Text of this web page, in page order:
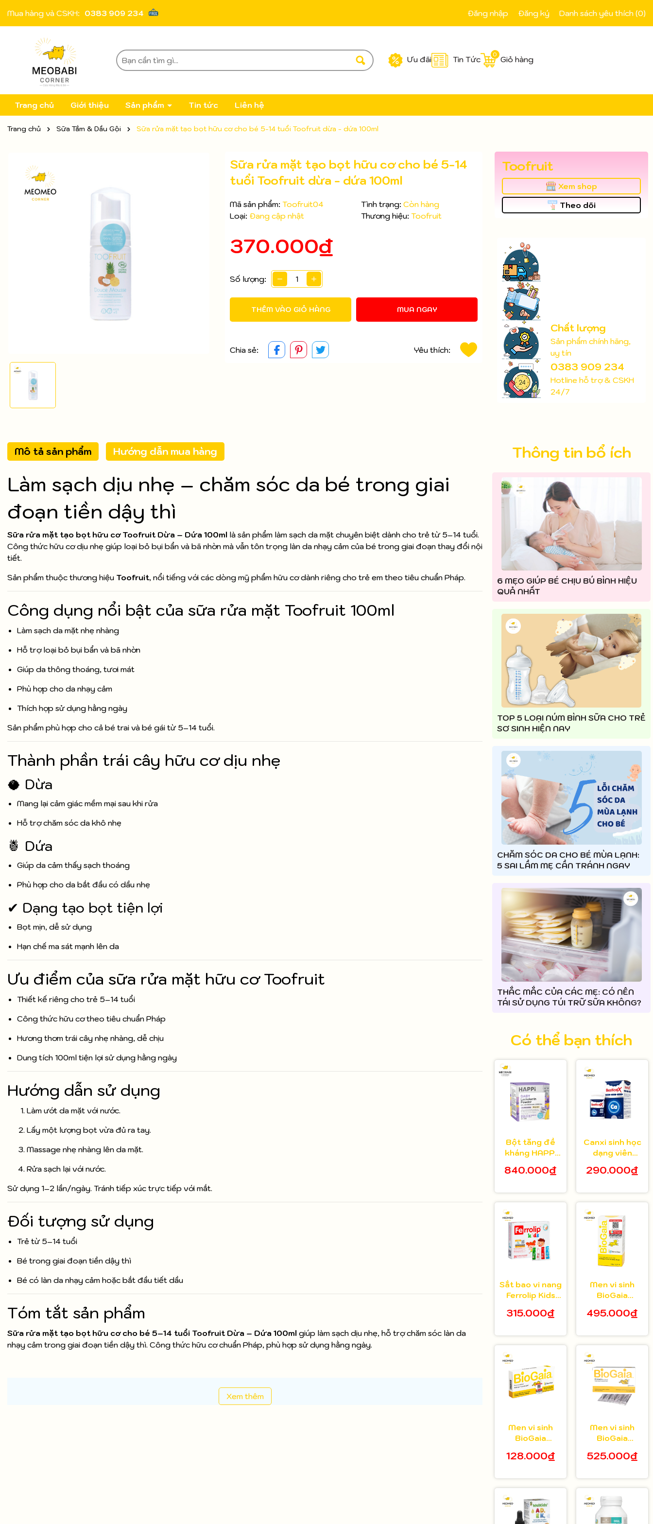
Mua hàng và CSKH: 0383 909 234 Đăng nhập Đăng ký Danh sách yêu thích (0)
Ưu đãi Tin Tức Giỏ hàng
0
Trang chủ Giới thiệu Sản phẩm Tin tức Liên hệ
Trang chủ Sữa Tắm & Dầu Gội Sữa rửa mặt tạo bọt hữu cơ cho bé 5-14 tuổi Toofruit dừa - dứa 100ml
Sữa rửa mặt tạo bọt hữu cơ cho bé 5-14
tuổi Toofruit dừa - dứa 100ml
Mã sản phẩm: Toofruit04 Tình trạng: Còn hàng
Loại: Đang cập nhật Thương hiệu: Toofruit
370.000₫
Số lượng:
THÊM VÀO GIỎ HÀNG MUA NGAY
Mã giảm giá:
Điều kiện:
Chia sẻ: Yêu thích:
Toofruit
Xem shop
Theo dõi
Chất lượng
Sản phẩm chính hãng,
uy tín
0383 909 234
Hotline hỗ trợ & CSKH
24/7
Mô tả sản phẩm Hướng dẫn mua hàng
Làm sạch dịu nhẹ – chăm sóc da bé trong giai
đoạn tiền dậy thì
Sữa rửa mặt tạo bọt hữu cơ Toofruit Dừa – Dứa 100ml là sản phẩm làm sạch da mặt chuyên biệt dành cho trẻ từ 5–14 tuổi.
Công thức hữu cơ dịu nhẹ giúp loại bỏ bụi bẩn và bã nhờn mà vẫn tôn trọng làn da nhạy cảm của bé trong giai đoạn thay đổi nội
tiết.
Sản phẩm thuộc thương hiệu Toofruit, nổi tiếng với các dòng mỹ phẩm hữu cơ dành riêng cho trẻ em theo tiêu chuẩn Pháp.
Công dụng nổi bật của sữa rửa mặt Toofruit 100ml
Làm sạch da mặt nhẹ nhàng
Hỗ trợ loại bỏ bụi bẩn và bã nhờn
Giúp da thông thoáng, tươi mát
Phù hợp cho da nhạy cảm
Thích hợp sử dụng hằng ngày
Sản phẩm phù hợp cho cả bé trai và bé gái từ 5–14 tuổi.
Thành phần trái cây hữu cơ dịu nhẹ
🥥 Dừa
Mang lại cảm giác mềm mại sau khi rửa
Hỗ trợ chăm sóc da khô nhẹ
🍍 Dứa
Giúp da cảm thấy sạch thoáng
Phù hợp cho da bắt đầu có dầu nhẹ
✔ Dạng tạo bọt tiện lợi
Bọt mịn, dễ sử dụng
Hạn chế ma sát mạnh lên da
Ưu điểm của sữa rửa mặt hữu cơ Toofruit
Thiết kế riêng cho trẻ 5–14 tuổi
Công thức hữu cơ theo tiêu chuẩn Pháp
Hương thơm trái cây nhẹ nhàng, dễ chịu
Dung tích 100ml tiện lợi sử dụng hằng ngày
Hướng dẫn sử dụng
Làm ướt da mặt với nước.
Lấy một lượng bọt vừa đủ ra tay.
Massage nhẹ nhàng lên da mặt.
Rửa sạch lại với nước.
Sử dụng 1–2 lần/ngày. Tránh tiếp xúc trực tiếp với mắt.
Đối tượng sử dụng
Trẻ từ 5–14 tuổi
Bé trong giai đoạn tiền dậy thì
Bé có làn da nhạy cảm hoặc bắt đầu tiết dầu
Tóm tắt sản phẩm
Sữa rửa mặt tạo bọt hữu cơ cho bé 5–14 tuổi Toofruit Dừa – Dứa 100ml giúp làm sạch dịu nhẹ, hỗ trợ chăm sóc làn da
nhạy cảm trong giai đoạn tiền dậy thì. Công thức hữu cơ chuẩn Pháp, phù hợp sử dụng hằng ngày.
Xem thêm
Thông tin bổ ích
6 MẸO GIÚP BÉ CHỊU BÚ BÌNH HIỆU
QUẢ NHẤT
TOP 5 LOẠI NÚM BÌNH SỮA CHO TRẺ
SƠ SINH HIỆN NAY
CHĂM SÓC DA CHO BÉ MÙA LẠNH:
5 SAI LẦM MẸ CẦN TRÁNH NGAY
THẮC MẮC CỦA CÁC MẸ: CÓ NÊN
TÁI SỬ DỤNG TÚI TRỮ SỮA KHÔNG?
Có thể bạn thích
Bột tăng đề
kháng HAPPi
Baby Úc cho
tuổi
840.000₫
Canxi sinh học
dạng viên
bé từ 8 tuổi 30
290.000₫
Sắt bao vi nang
Ferrolip Kids
tuổi hộp 20 gói
315.000₫
Men vi sinh
BioGaia
bé 5ml
495.000₫
Men vi sinh
BioGaia
viên hộp 10
128.000₫
Men vi sinh
BioGaia
bột hộp 30 gói
525.000₫